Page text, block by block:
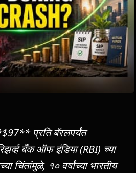
प्रति बॅरलपर्यंत
बँक ऑफ इंडिया (RBI) च्या
चिंतांमुळे, १० वर्षांच्या भारतीय